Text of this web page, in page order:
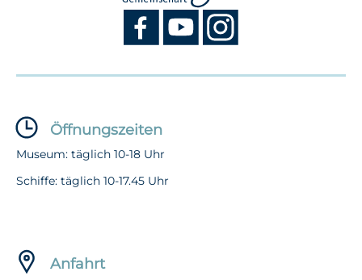
Öffnungszeiten
Museum: täglich 10-18 Uhr
Schiffe: täglich 10-17.45 Uhr
Anfahrt